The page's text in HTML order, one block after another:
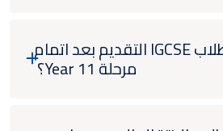
هل يمكن لطلاب IGCSE التقديم بعد اتمام
مرحلة Year 11؟